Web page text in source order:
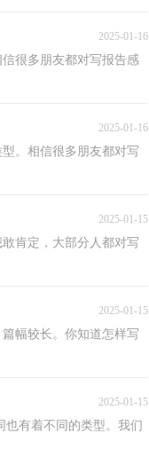
2025-01-16
很多朋友都对写报告感
2025-01-16
。相信很多朋友都对写
2025-01-15
肯定，大部分人都对写
2025-01-15
幅较长。你知道怎样写
2025-01-15
有着不同的类型。我们